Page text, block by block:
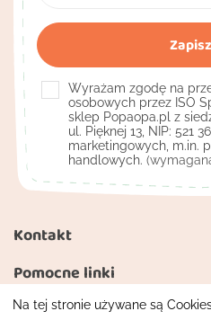
Kontakt
Pomocne linki
Moje konto
Wyrażam zgodę na
osobowych przez ISO
sklep Popaopa.pl z
ul. Pięknej 13, NIP: 521
marketingowych, m.in.
handlowych.
Na tej stronie używane są